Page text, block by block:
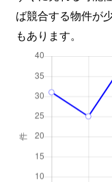
ば競合する物件が
もあります。